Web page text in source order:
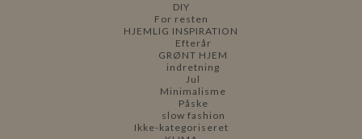
DIY
For resten
HJEMLIG INSPIRATION
Efterår
GRØNT HJEM
indretning
Jul
Minimalisme
Påske
slow fashion
Ikke-kategoriseret